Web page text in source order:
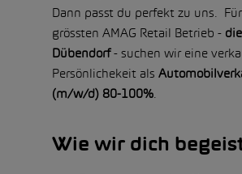
Dann passt du perfekt zu uns.
grössten AMAG Retail Betrieb -
Dübendorf- suchen wir eine
Persönlichekeit als
(m/w/d) 80-100%.
Wie wir dich